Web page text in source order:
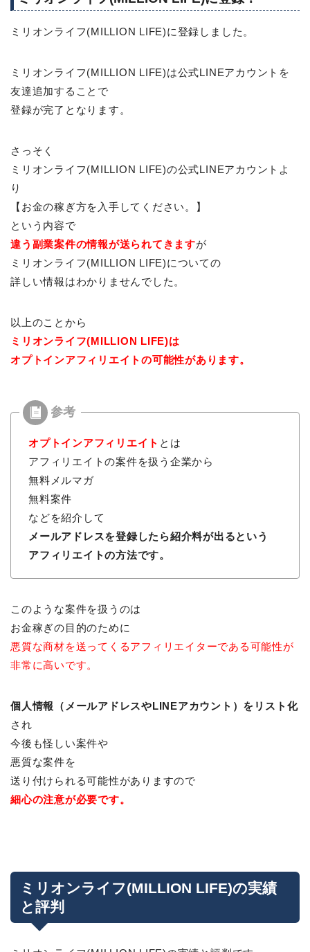
ミリオンライフ(MILLION LIFE)に登録しました。
ミリオンライフ(MILLION LIFE)は公式LINEアカウントを
友達追加することで
登録が完了となります。
さっそく
ミリオンライフ(MILLION LIFE)の公式LINEアカウントよ
り
【お金の稼ぎ方を入手してください。】
という内容で
違う副業案件の情報が送られてきますが
ミリオンライフ(MILLION LIFE)についての
詳しい情報はわかりませんでした。
以上のことから
ミリオンライフ(MILLION LIFE)は
オプトインアフィリエイトの可能性があります。
オプトインアフィリエイト とは
アフィリエイトの案件を扱う企業から
無料メルマガ
無料案件
などを紹介して
メールアドレスを登録したら紹介料が出るという
アフィリエイトの方法です。
このような案件を扱うのは
お金稼ぎの目的のために
悪質な商材を送ってくるアフィリエイターである可能性が
非常に高いです。
個人情報（メールアドレスやLINEアカウント）をリスト化
され
今後も怪しい案件や
悪質な案件を
送り付けられる可能性がありますので
細心の注意が必要です。
ミリオンライフ(MILLION LIFE)の実績
と評判